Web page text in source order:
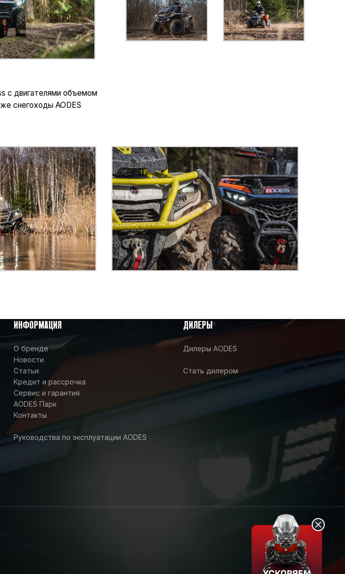
с двигателями объемом
снегоходы AODES
ИНФОРМАЦИЯ
О бренде
Новости
Статьи
Кредит и рассрочка
Сервис и гарантия
AODES Парк
Контакты
Руководства по эксплуатации AODES
ДИЛЕРЫ
Дилеры AODES
Стать дилером